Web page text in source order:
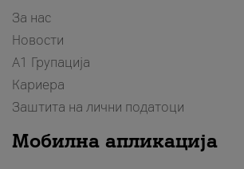
За нас
Новости
А1 Групација
Кариера
Заштита на лични податоци
Мобилна апликација